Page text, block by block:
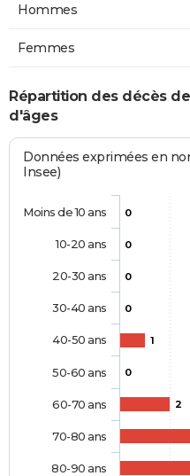
Hommes
Femmes
Répartition des décès
d'âges
Données exprimées en
Insee)
0
0
0
0
1
0
2
Moins de 10 ans
10-20 ans
20-30 ans
30-40 ans
40-50 ans
50-60 ans
60-70 ans
70-80 ans
80-90 ans